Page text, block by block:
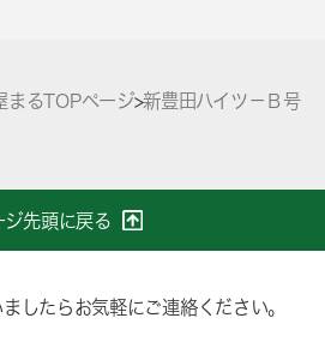
るTOPページ>新豊田ハイツ－Ｂ号
ジ先頭に戻る
したらお気軽にご連絡ください。